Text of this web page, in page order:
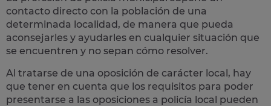
contacto directo con la población de una
determinada localidad, de manera que pueda
aconsejarles y ayudarles en cualquier situación que
se encuentren y no sepan cómo resolver.
Al tratarse de una oposición de carácter local, hay
que tener en cuenta que los requisitos para poder
presentarse a las oposiciones a policía local pueden